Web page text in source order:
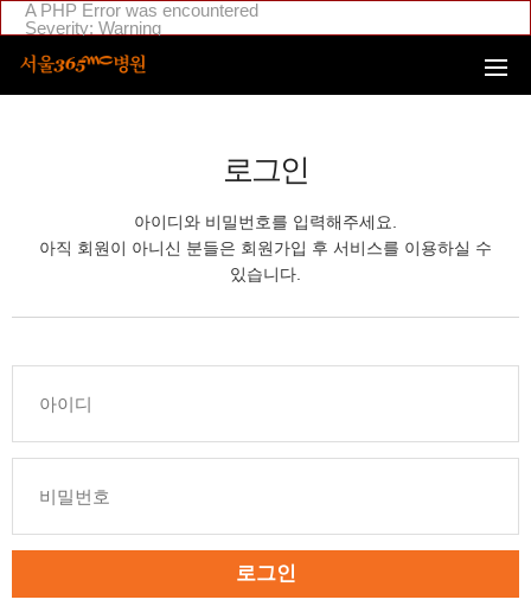
A PHP Error was encountered
Severity: Warning
Filename: _inc/header_body.php
Backtrace:
Function: include
File:
/home/login/public_html/application/views/mobile/seoul/_inc/
Function: include
Function: view
/home/login/public_html/application/controllers/member/
Line: 633
Function: view_print
File: /home/login/public_html/index.php
Function: require_once
본문 바로가기
로그인
아이디와 비밀번호를 입력해주세요.
아직 회원이 아니신 분들은 회원가입 후 서비스를 이용하실 수
있습니다.
로그인